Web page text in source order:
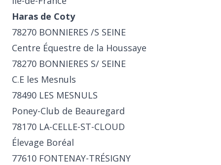
Haras de Coty
78270 BONNIERES /S SEINE
Centre Équestre de la Houssaye
78270 BONNIERES S/ SEINE
C.E les Mesnuls
78490 LES MESNULS
Poney-Club de Beauregard
78170 LA-CELLE-ST-CLOUD
Élevage Boréal
77610 FONTENAY-TRÉSIGNY